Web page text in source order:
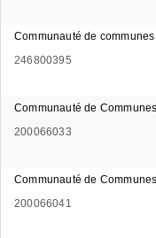
Communauté de
246800395
Communauté de
200066033
Communauté de
200066041